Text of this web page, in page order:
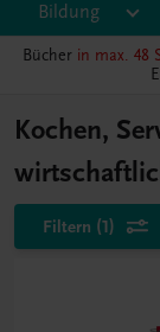
Bildung
Bücher in max. 48
Kochen,
Filtern (1)